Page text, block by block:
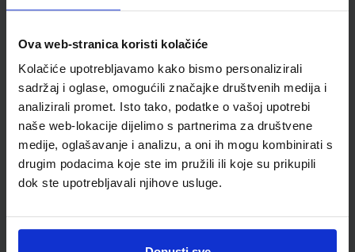
Ova web-stranica koristi kolačiće
Kolačiće upotrebljavamo kako bismo personalizirali
sadržaj i oglase, omogućili značajke društvenih medija i
analizirali promet. Isto tako, podatke o vašoj upotrebi
naše web-lokacije dijelimo s partnerima za društvene
medije, oglašavanje i analizu, a oni ih mogu kombinirati s
drugim podacima koje ste im pružili ili koje su prikupili
dok ste upotrebljavali njihove usluge.
Nastavni predmet
TEHNIČKE Š.ELEKTROTE
Reg br min
1185